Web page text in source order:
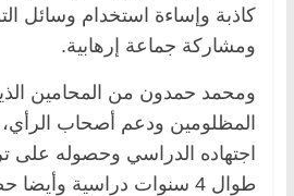
كاذبة وإساءة استخدام وسائل
ومشاركة جماعة إرهابية.
ومحمد حمدون من المحامين
المظلومين ودعم أصحاب
اجتهاده الدراسي وحصوله على
طوال 4 سنوات دراسية